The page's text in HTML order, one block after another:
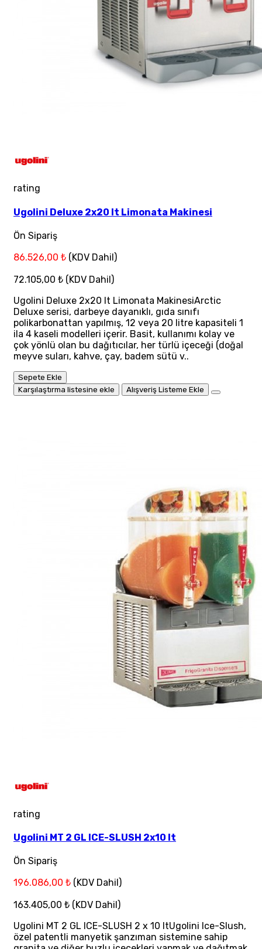
rating
Ugolini Deluxe 2x20 lt Limonata Makinesi
Ön Sipariş
86.526,00 ₺ (KDV Dahil)
72.105,00 ₺ (KDV Dahil)
Ugolini Deluxe 2x20 lt Limonata MakinesiArctic
Deluxe serisi, darbeye dayanıklı, gıda sınıfı
polikarbonattan yapılmış, 12 veya 20 litre kapasiteli 1
ila 4 kaseli modelleri içerir. Basit, kullanımı kolay ve
çok yönlü olan bu dağıtıcılar, her türlü içeceği (doğal
meyve suları, kahve, çay, badem sütü v..
Sepete Ekle
Karşılaştırma listesine ekle
Alışveriş Listeme Ekle
rating
Ugolini MT 2 GL ICE-SLUSH 2x10 lt
Ön Sipariş
196.086,00 ₺ (KDV Dahil)
163.405,00 ₺ (KDV Dahil)
Ugolini MT 2 GL ICE-SLUSH 2 x 10 ltUgolini Ice-Slush,
özel patentli manyetik şanzıman sistemine sahip